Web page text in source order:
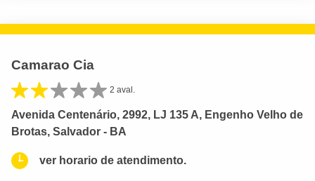
Camarao Cia
2 aval.
Avenida Centenário, 2992, LJ 135 A, Engenho Velho de
Brotas, Salvador - BA
ver horario de atendimento.